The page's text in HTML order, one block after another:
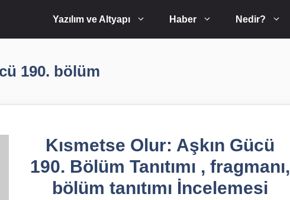
Yazılım ve Altyapı Haber Nedir?
190. bölüm
Kısmetse Olur: Aşkın Gücü
190. Bölüm Tanıtımı , fragmanı,
bölüm tanıtımı İncelemesi